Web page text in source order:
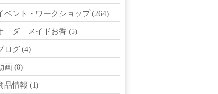
ベント・ワークショップ(264)
ーダーメイドお香 (5)
ログ (4)
画 (8)
品情報 (1)